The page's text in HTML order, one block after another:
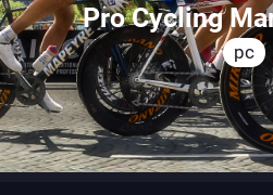
Pro Cycling
pc